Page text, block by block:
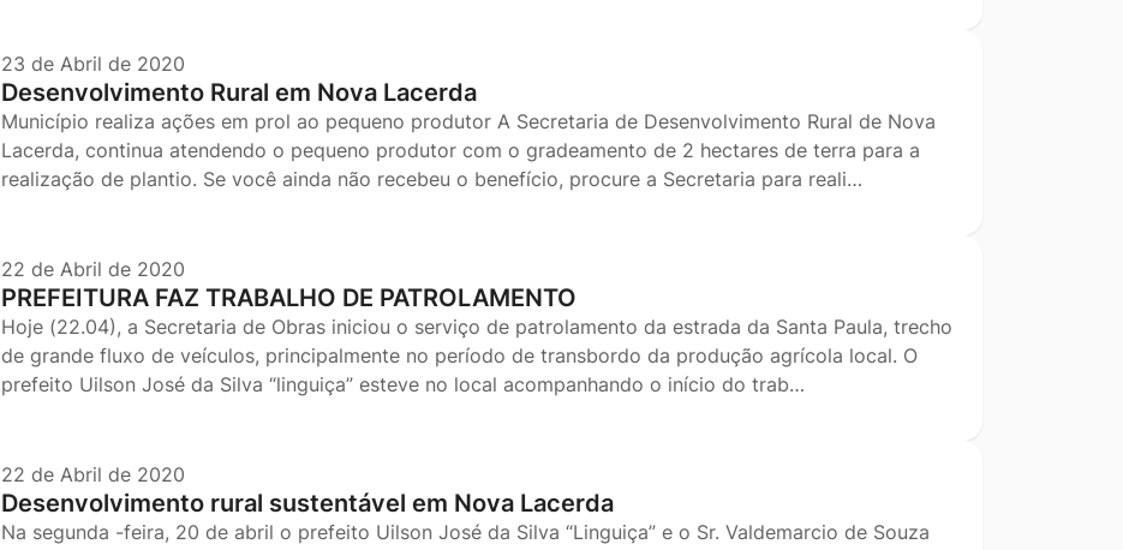
23 de Abril de 2020
Desenvolvimento Rural em Nova Lacerda
Município realiza ações em prol ao pequeno produtor A Secretaria de Desenvolvimento Rural de Nova
Lacerda, continua atendendo o pequeno produtor com o gradeamento de 2 hectares de terra para a
realização de plantio. Se você ainda não recebeu o benefício, procure a Secretaria para reali…
22 de Abril de 2020
PREFEITURA FAZ TRABALHO DE PATROLAMENTO
Hoje (22.04), a Secretaria de Obras iniciou o serviço de patrolamento da estrada da Santa Paula, trecho
de grande fluxo de veículos, principalmente no período de transbordo da produção agrícola local. O
prefeito Uilson José da Silva “linguiça” esteve no local acompanhando o início do trab…
22 de Abril de 2020
Desenvolvimento rural sustentável em Nova Lacerda
Na segunda -feira, 20 de abril o prefeito Uilson José da Silva “Linguiça” e o Sr. Valdemarcio de Souza